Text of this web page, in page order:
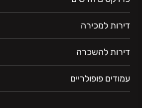
דירות למכירה
דירות להשכרה
עמודים פופולריים